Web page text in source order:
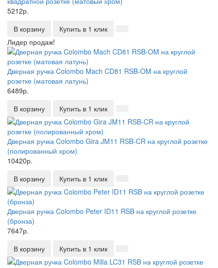
5212р.
В корзину
Купить в 1 клик
Лидер продаж!
Дверная ручка Colombo Mach CD81 RSB-OM на круглой
розетке (матовая латунь)
6489р.
В корзину
Купить в 1 клик
Дверная ручка Colombo Gira JM11 RSB-CR на круглой розетке
(полированный хром)
10420р.
В корзину
Купить в 1 клик
Дверная ручка Colombo Peter ID11 RSB на круглой розетке
(бронза)
7647р.
В корзину
Купить в 1 клик